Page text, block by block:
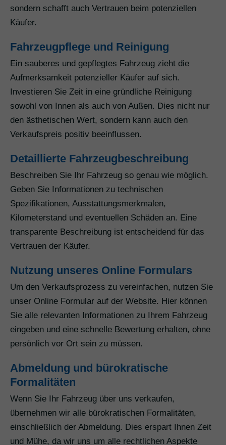
sondern schafft auch Vertrauen beim potenziellen
Käufer.
Fahrzeugpflege und Reinigung
Ein sauberes und gepflegtes Fahrzeug zieht die
Aufmerksamkeit potenzieller Käufer auf sich.
Investieren Sie Zeit in eine gründliche Reinigung
sowohl von Innen als auch von Außen. Dies nicht nur
den ästhetischen Wert, sondern kann auch den
Verkaufspreis positiv beeinflussen.
Detaillierte Fahrzeugbeschreibung
Beschreiben Sie Ihr Fahrzeug so genau wie möglich.
Geben Sie Informationen zu technischen
Spezifikationen, Ausstattungsmerkmalen,
Kilometerstand und eventuellen Schäden an. Eine
transparente Beschreibung ist entscheidend für das
Vertrauen der Käufer.
Nutzung unseres Online Formulars
Um den Verkaufsprozess zu vereinfachen, nutzen Sie
unser Online Formular auf der Website. Hier können
Sie alle relevanten Informationen zu Ihrem Fahrzeug
eingeben und eine schnelle Bewertung erhalten, ohne
persönlich vor Ort sein zu müssen.
Abmeldung und bürokratische
Formalitäten
Wenn Sie Ihr Fahrzeug über uns verkaufen,
übernehmen wir alle bürokratischen Formalitäten,
einschließlich der Abmeldung. Dies erspart Ihnen Zeit
und Mühe, da wir uns um alle rechtlichen Aspekte